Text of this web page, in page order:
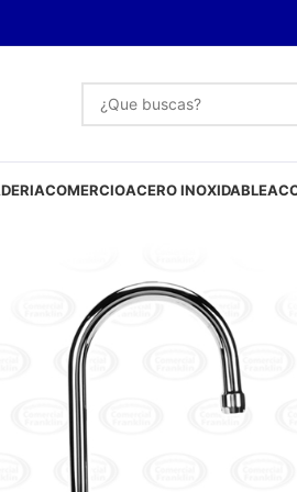
COMERCIOACERO INOXIDABLE